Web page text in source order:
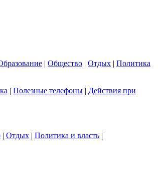
| Общество | Отдых | Политика
| Полезные телефоны | Действия при
| Отдых | Политика и власть |